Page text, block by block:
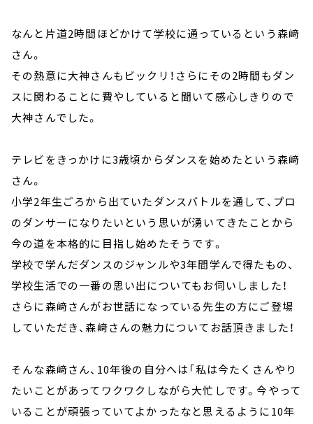
なんと片道2時間ほどかけて学校に通っているという森﨑
さん。
その熱意に大神さんもビックリ！さらにその2時間もダン
スに関わることに費やしていると聞いて感心しきりので
大神さんでした。
テレビをきっかけに3歳頃からダンスを始めたという森﨑
さん。
小学2年生ごろから出ていたダンスバトルを通して、プロ
のダンサーになりたいという思いが湧いてきたことから
今の道を本格的に目指し始めたそうです。
学校で学んだダンスのジャンルや3年間学んで得たもの、
学校生活での一番の思い出についてもお伺いしました！
さらに森﨑さんがお世話になっている先生の方にご登場
していただき、森﨑さんの魅力についてお話頂きました！
そんな森﨑さん、10年後の自分へは「私は今たくさんやり
たいことがあってワクワクしながら大忙しです。今やって
いることが頑張っていてよかったなと思えるように10年